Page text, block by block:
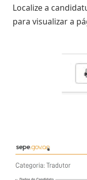
Localize a
para visualizar a